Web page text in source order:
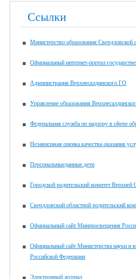
Ссылки
Министерство образования Свердловской
Официальный интернет-портал
Администрация Верхнесалдинского ГО
Управление образования
Федеральная служба по надзору в сфере
Независимая оценка качества оказания
Персональныеданные.дети
Городской родительский комитет Верхней
Свердловский областной родительский
Официальный сайт Минпросвещения
Официальный сайт Министерства науки и
Российской Федерации
Электронный журнал